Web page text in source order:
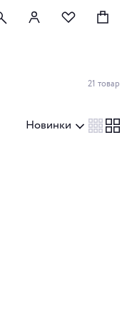
21 товар
Новинки